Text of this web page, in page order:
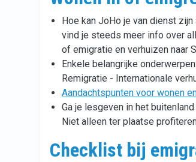
Hoe kan JoHo je van dienst
vind je steeds meer info over
of emigratie en verhuizen naar
Enkele belangrijke
Remigratie - Internationale
Aandachtspunten voor wonen
Ga je lesgeven in het
Niet alleen ter plaatse
Checklist bij